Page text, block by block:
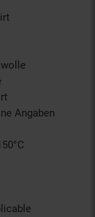
Angaben